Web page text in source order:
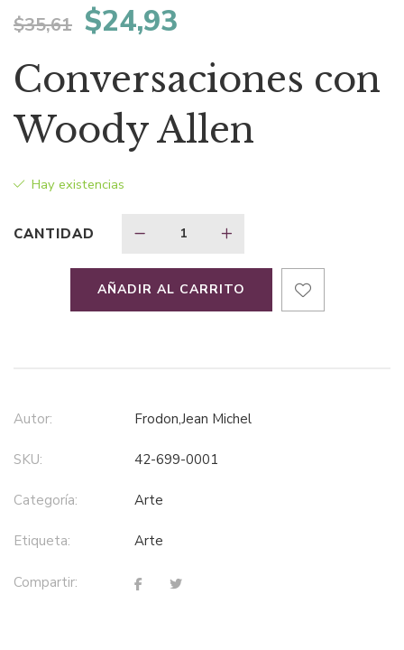
$35,61 El
precio
original
era:
$35,61.
$24,93
precio
actual
es:
Conversaciones con
Woody Allen
Hay existencias
CANTIDAD
AÑADIR AL CARRITO
Autor: Frodon,Jean Michel
SKU: 42-699-0001
Categoría: arte
Etiqueta: arte
Compartir: